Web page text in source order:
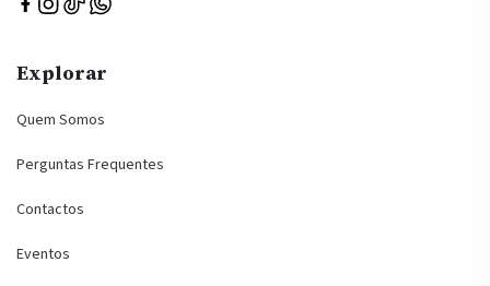
Explorar
Quem Somos
Perguntas Frequentes
Contactos
Eventos